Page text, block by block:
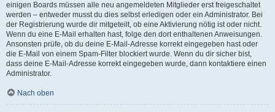
einigen Boards müssen alle neu angemeldeten Mitglieder erst freigeschaltet
werden – entweder musst du dies selbst erledigen oder ein Administrator. Bei
der Registrierung wurde dir mitgeteilt, ob eine Aktivierung nötig ist oder nicht.
Wenn du eine E-Mail erhalten hast, folge den dort enthaltenen Anweisungen.
Ansonsten prüfe, ob du deine E-Mail-Adresse korrekt eingegeben hast oder
die E-Mail von einem Spam-Filter blockiert wurde. Wenn du dir sicher bist,
dass deine E-Mail-Adresse korrekt eingegeben wurde, dann kontaktiere einen
Administrator.
Nach oben